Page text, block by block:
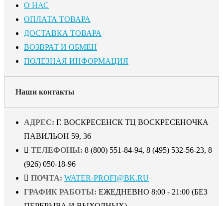
О НАС
ОПЛАТА ТОВАРА
ДОСТАВКА ТОВАРА
ВОЗВРАТ И ОБМЕН
ПОЛЕЗНАЯ ИНФОРМАЦИЯ
Наши контакты
АДРЕС: Г. ВОСКРЕСЕНСК ТЦ ВОСКРЕСЕНОЧКА
ПАВИЛЬОН 59, 36
ТЕЛЕФОНЫ: 8 (800) 551-84-94, 8 (495) 532-56-23, 8
(926) 050-18-96
ПОЧТА: WATER-PROFI@BK.RU
ГРАФИК РАБОТЫ: ЕЖЕДНЕВНО 8:00 - 21:00 (БЕЗ